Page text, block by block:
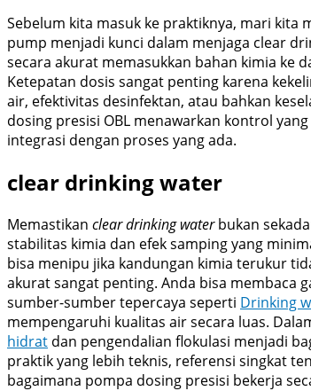
Sebelum kita masuk ke praktiknya, mari
pump menjadi kunci dalam menjaga clear
secara akurat memasukkan bahan kimia ke
Ketepatan dosis sangat penting karena
air, efektivitas desinfektan, atau bahkan
dosing presisi OBL menawarkan kontrol
integrasi dengan proses yang ada.
clear drinking water
Memastikan clear drinking waterbukan
stabilitas kimia dan efek samping yang
bisa menipu jika kandungan kimia terukur
akurat sangat penting. Anda bisa membaca
sumber-sumber tepercaya seperti Drinking
mempengaruhi kualitas air secara luas.
hidrat dan pengendalian flokulasi menjadi
praktik yang lebih teknis, referensi singkat
bagaimana pompa dosing presisi bekerja